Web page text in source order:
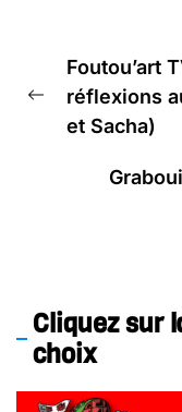
de
l’article
Previous
post:
Foutou’art
réflexions
et Sacha)
Cliquez sur
choix